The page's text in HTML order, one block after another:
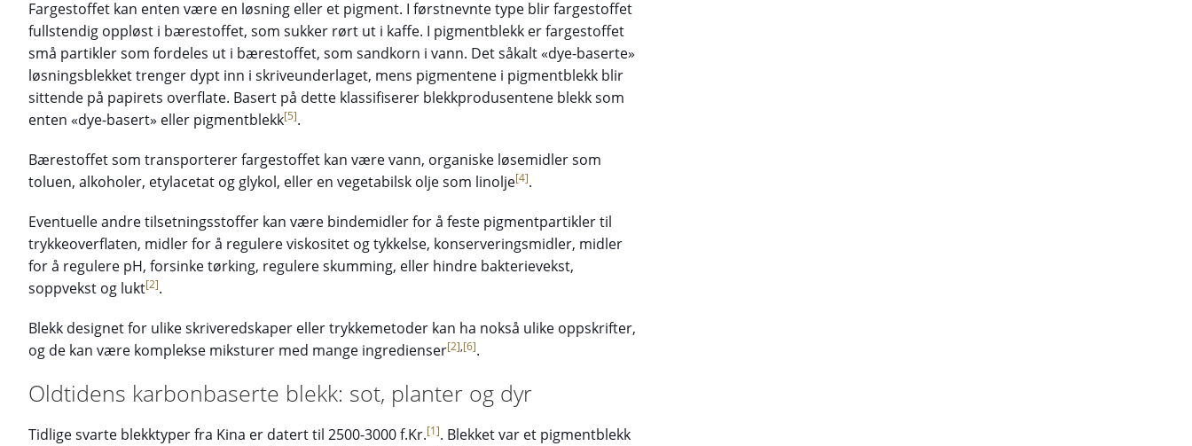
Fargestoffet kan enten være en løsning eller et pigment. I førstnevnte type blir fargestoffet
fullstendig oppløst i bærestoffet, som sukker rørt ut i kaffe. I pigmentblekk er fargestoffet
små partikler som fordeles ut i bærestoffet, som sandkorn i vann. Det såkalt «dye-baserte»
løsningsblekket trenger dypt inn i skriveunderlaget, mens pigmentene i pigmentblekk blir
sittende på papirets overflate. Basert på dette klassifiserer blekkprodusentene blekk som
enten «dye-basert» eller pigmentblekk[5].
Bærestoffet som transporterer fargestoffet kan være vann, organiske løsemidler som
toluen, alkoholer, etylacetat og glykol, eller en vegetabilsk olje som linolje[4].
Eventuelle andre tilsetningsstoffer kan være bindemidler for å feste pigmentpartikler til
trykkeoverflaten, midler for å regulere viskositet og tykkelse, konserveringsmidler, midler
for å regulere pH, forsinke tørking, regulere skumming, eller hindre bakterievekst,
soppvekst og lukt[2].
Blekk designet for ulike skriveredskaper eller trykkemetoder kan ha nokså ulike oppskrifter,
og de kan være komplekse miksturer med mange ingredienser[2],[6].
Oldtidens karbonbaserte blekk: sot, planter og dyr
Tidlige svarte blekktyper fra Kina er datert til 2500-3000 f.Kr.[1]. Blekket var et pigmentblekk